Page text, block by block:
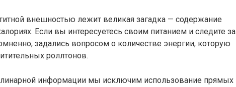
внешностью лежит великая загадка — содержание
Если вы интересуетесь своим питанием и следите за
задались вопросом о количестве энергии, которую
роллтонов.
информации мы исключим использование прямых